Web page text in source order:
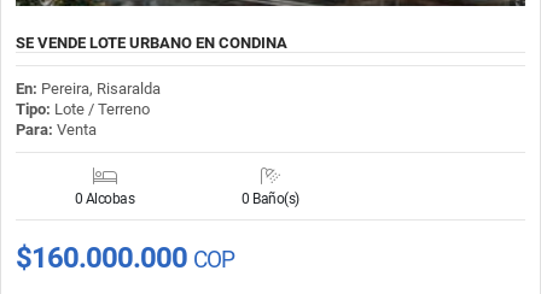
SE VENDE LOTE URBANO EN CONDINA
En: Pereira, Risaralda
Tipo: Lote / Terreno
Para: Venta
0 Alcobas 0 Baño(s)
$160.000.000 COP